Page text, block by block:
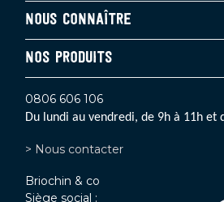
NOUS CONNAÎTRE
NOS PRODUITS
0806 606 106
Du lundi au vendredi, de 9h à 11h et
> Nous contacter
Briochin & co
Siège social :